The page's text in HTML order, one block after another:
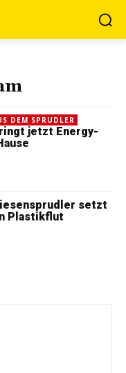
DEM SPRUDLER
jetzt Energy-
setzt
Plastikflut